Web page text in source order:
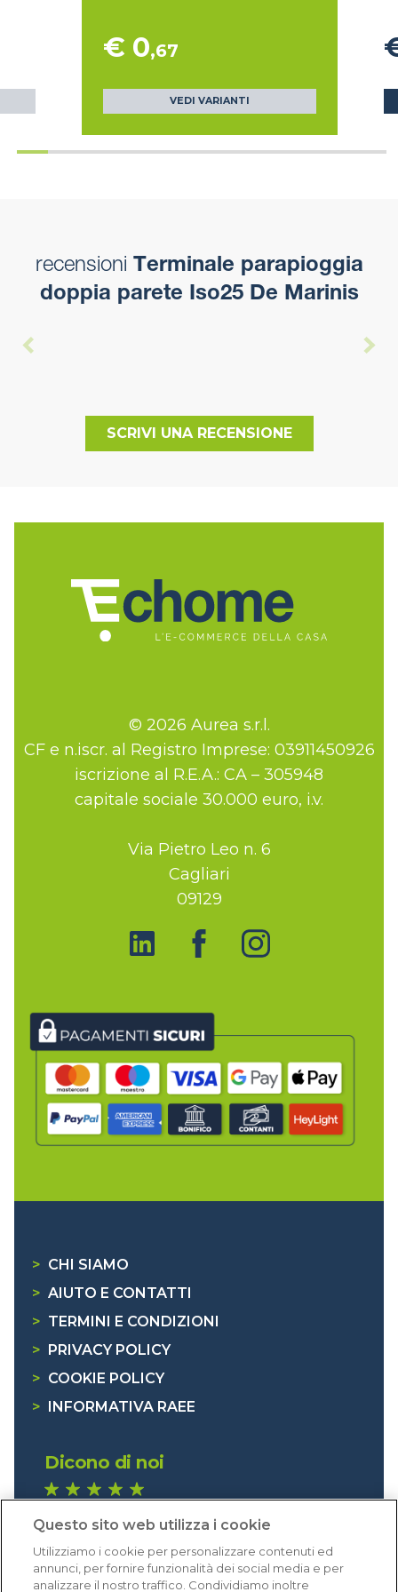
€ 0,67
VEDI VARIANTI
recensioni Terminale parapioggia
doppia parete Iso25 De Marinis
SCRIVI UNA RECENSIONE
© 2026 Aurea s.r.l.
CF e n.iscr. al Registro Imprese: 03911450926
iscrizione al R.E.A.: CA – 305948
capitale sociale 30.000 euro, i.v.
Via Pietro Leo n. 6
Cagliari
09129
> CHI SIAMO
> AIUTO E CONTATTI
> TERMINI E CONDIZIONI
>
PRIVACY POLICY
> COOKIE POLICY
>
INFORMATIVA RAEE
Dicono di noi
Eccellente (4,8)
Acquisti verificati
Questo sito web utilizza i cookie
Utilizziamo i cookie per personalizzare contenuti ed
annunci, per fornire funzionalità dei social media e per
analizzare il nostro traffico. Condividiamo inoltre